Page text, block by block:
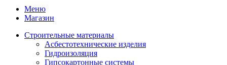
Меню
Магазин
Строительные материалы
Асбестотехнические изделия
Гидроизоляция
Гипсокартонные системы